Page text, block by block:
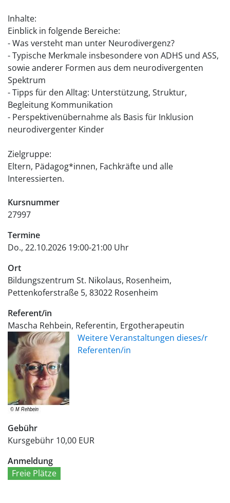
Inhalte:
Einblick in folgende Bereiche:
- Was versteht man unter Neurodivergenz?
- Typische Merkmale insbesondere von ADHS und ASS,
sowie anderer Formen aus dem neurodivergenten
Spektrum
- Tipps für den Alltag: Unterstützung, Struktur,
Begleitung Kommunikation
- Perspektivenübernahme als Basis für Inklusion
neurodivergenter Kinder
Zielgruppe:
Eltern, Pädagog*innen, Fachkräfte und alle
Interessierten.
Kursnummer
27997
Termine
Do., 22.10.2026 19:00-21:00 Uhr
Ort
Bildungszentrum St. Nikolaus, Rosenheim
Pettenkoferstraße 5 83022 Rosenheim
Referent/in
Mascha Rehbein, Referentin, Ergotherapeutin
Weitere Veranstaltungen dieses/r
Referenten/in
Gebühr
Kursgebühr 10,00 EUR
Anmeldung
Freie Plätze